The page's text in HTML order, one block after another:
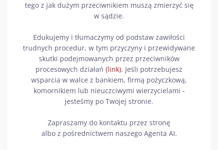
tego z jak dużym przeciwnikiem muszą zmierzyć się
w sądzie.
Edukujemy i tłumaczymy od podstaw zawiłości
trudnych procedur, w tym przyczyny i przewidywane
skutki podejmowanych przez przeciwników
procesowych działań (link). Jeśli potrzebujesz
wsparcia w walce z bankiem, firmą pożyczkową,
komornikiem lub nieuczciwymi wierzycielami -
jesteśmy po Twojej stronie.
Zapraszamy do kontaktu przez stronę
albo z pośrednictwem naszego Agenta AI.